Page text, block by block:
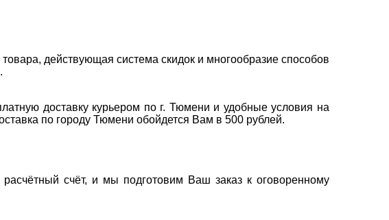
действующая система скидок и многообразие способов
доставку курьером по г. Тюмени и удобные условия на
по городу Тюмени обойдется Вам в 500 рублей.
счёт, и мы подготовим Ваш заказ к оговоренному